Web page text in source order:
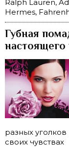
Ralph Lauren,
Hermes,
Губная
настоящего
разных
своих чувствах